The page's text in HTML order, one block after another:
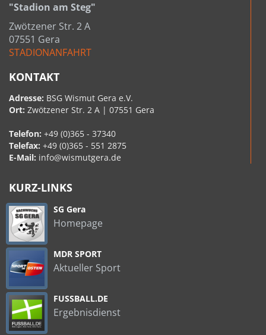
"Stadion am Steg"
Zwötzener Str. 2 A
07551 Gera
STADIONANFAHRT
KONTAKT
Adresse: BSG Wismut Gera e.V.
Ort: Zwötzener Str. 2 A | 07551 Gera
Telefon: +49 (0)365 - 37340
Telefax: +49 (0)365 - 551 2875
E-Mail: info@wismutgera.de
KURZ-LINKS
SG Gera
Homepage
MDR SPORT
Aktueller Sport
FUSSBALL.DE
Ergebnisdienst